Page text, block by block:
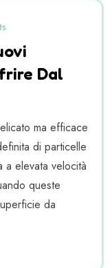
Dal
ma efficace
di particelle
a elevata velocità
queste
da